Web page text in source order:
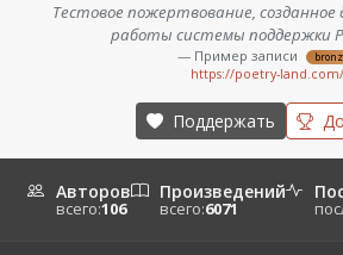
Тестовое пожертвование,
работы системы поддержки
— Пример записи
https://poetry-land.com/
Поддержать
Авторов
всего:106
Произведений
всего:6071